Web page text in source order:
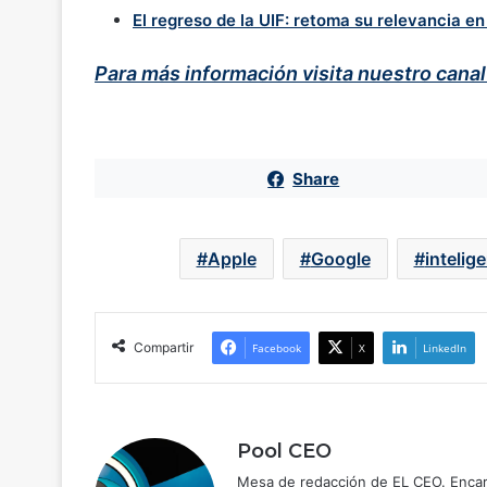
El regreso de la UIF: retoma su relevancia
Para más información visita nuestro
Share
Apple Google
Compartir Facebook X LinkedIn
Pool CEO
Mesa de redacción de EL CEO.